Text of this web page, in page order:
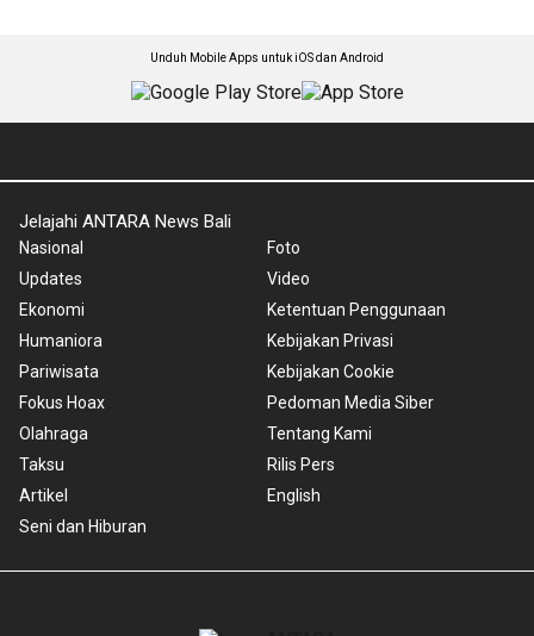
Unduh Mobile Apps untuk iOS dan Android
Jelajahi ANTARA News Bali
Nasional
Updates
Ekonomi
Humaniora
Pariwisata
Fokus Hoax
Olahraga
Taksu
Artikel
Seni dan Hiburan
Foto
Video
Ketentuan Penggunaan
Kebijakan Privasi
Kebijakan Cookie
Pedoman Media Siber
Tentang Kami
Rilis Pers
English